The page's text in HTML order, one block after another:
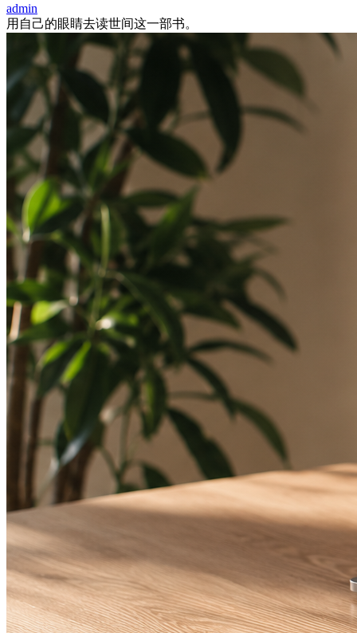
admin
用自己的眼睛去读世间这一部书。